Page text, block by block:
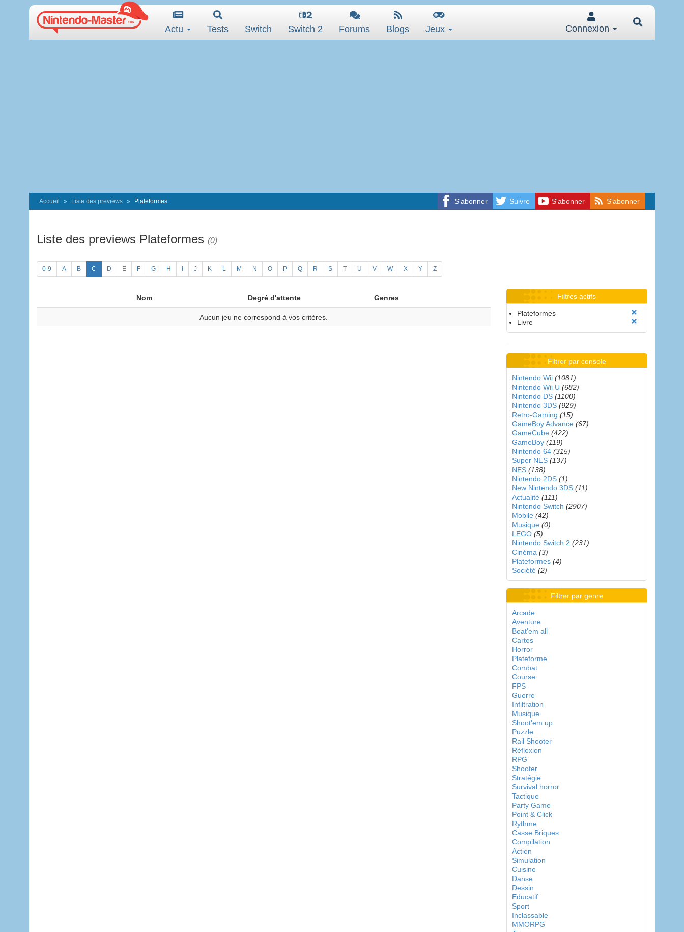
Actu Tests Switch Switch 2 Forums Blogs Jeux Connexion
S'abonner Suivre S'abonner S'abonner
Accueil Liste des previews Plateformes
Liste des previews Plateformes (0)
0-9 A B C D E F G H J K L M N O P Q R S T U V W X Y Z
Nom Degré d'attente Genres
Aucun jeu ne correspond à vos critères.
Filtres actifs
Plateformes
Livre
Filtrer par console
Nintendo Wii (1081)
Nintendo Wii U (682)
Nintendo DS (1100)
Nintendo 3DS (929)
Retro-Gaming (15)
GameBoy Advance (67)
GameCube (422)
GameBoy (119)
Nintendo 64 (315)
Super NES (137)
NES (138)
Nintendo 2DS (1)
New Nintendo 3DS (11)
Actualité (111)
Nintendo Switch (2907)
Mobile (42)
Musique (0)
LEGO (5)
Nintendo Switch 2 (231)
Cinéma (3)
Plateformes (4)
Société (2)
Filtrer par genre
Arcade
Aventure
Beat'em all
Cartes
Horror
Plateforme
Combat
Course
FPS
Guerre
Infiltration
Musique
Shoot'em up
Puzzle
Rail Shooter
Réflexion
RPG
Shooter
Stratégie
Survival horror
Tactique
Party Game
Point & Click
Rythme
Casse Briques
Compilation
Action
Simulation
Cuisine
Danse
Dessin
Educatif
Sport
Inclassable
MMORPG